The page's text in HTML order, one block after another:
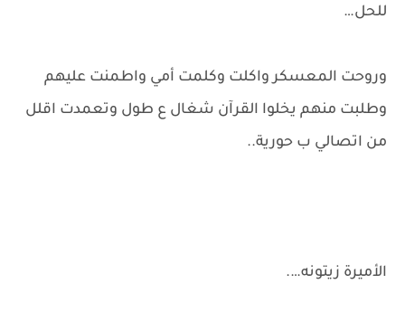
للحل…
وروحت المعسكر واكلت وكلمت أمي واطمنت عليهم
وطلبت منهم يخلوا القرآن شغال ع طول وتعمدت اقلل
من اتصالي ب حورية..
الأميرة زيتونه….